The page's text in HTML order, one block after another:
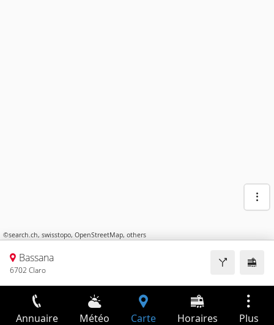
©search.ch, swisstopo, OpenStreetMap, others
Bassana
6702 Claro
Annuaire Météo Carte Horaires Plus